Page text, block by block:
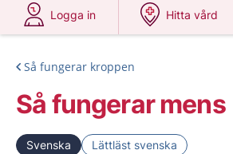
Logga in
Hitta vård
Så fungerar kroppen
Så fungerar mens
Svenska Lättläst svenska